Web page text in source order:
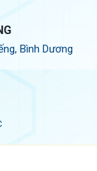
Bình Dương